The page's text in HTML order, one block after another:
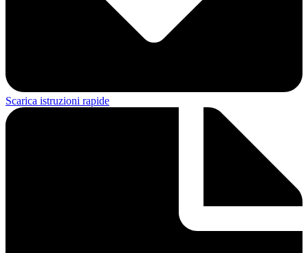
Scarica istruzioni rapide